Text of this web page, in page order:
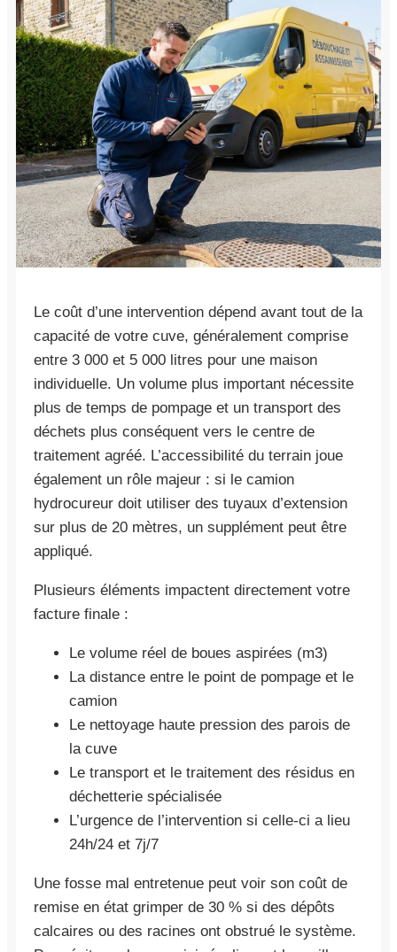
Le coût d’une intervention dépend avant tout de la
capacité de votre cuve, généralement comprise
entre 3 000 et 5 000 litres pour une maison
individuelle. Un volume plus important nécessite
plus de temps de pompage et un transport des
déchets plus conséquent vers le centre de
traitement agréé. L’accessibilité du terrain joue
également un rôle majeur : si le camion
hydrocureur doit utiliser des tuyaux d’extension
sur plus de 20 mètres, un supplément peut être
appliqué.
Plusieurs éléments impactent directement votre
facture finale :
Le volume réel de boues aspirées (m3)
La distance entre le point de pompage et le
camion
Le nettoyage haute pression des parois de
la cuve
Le transport et le traitement des résidus en
déchetterie spécialisée
L’urgence de l’intervention si celle-ci a lieu
24h/24 et 7j/7
Une fosse mal entretenue peut voir son coût de
remise en état grimper de 30 % si des dépôts
calcaires ou des racines ont obstrué le système.